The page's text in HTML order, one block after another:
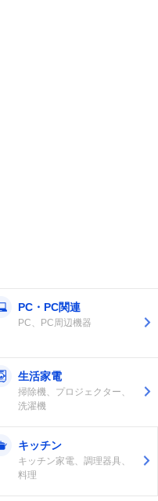
PC・PC関連
PC、PC周辺機器
生活家電
掃除機、プロジェクター、
洗濯機
キッチン
キッチン家電、調理器具、
料理